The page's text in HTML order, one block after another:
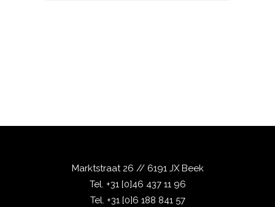
Marktstraat 26 // 6191 JX Beek
Tel. +31 [0]46 437 11 96
Tel. +31 [0]6 188 841 57